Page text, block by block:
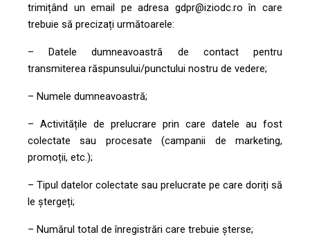
trimițând un email pe adresa gdpr@iziodc.ro în care
trebuie să precizați următoarele:
– Datele dumneavoastră de contact pentru
transmiterea răspunsului/punctului nostru de vedere;
– Numele dumneavoastră;
– Activitățile de prelucrare prin care datele au fost
colectate sau procesate (campanii de marketing,
promoții, etc.);
– Tipul datelor colectate sau prelucrate pe care doriți să
le ștergeți;
– Numărul total de înregistrări care trebuie șterse;